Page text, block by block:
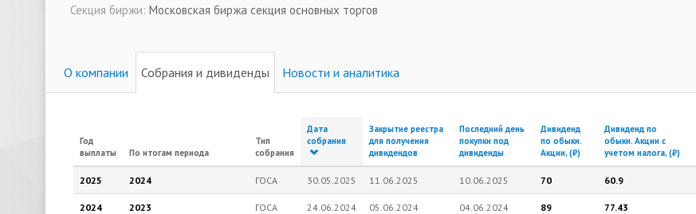
Секция биржи: Московская биржа секция основных торгов
О компании Собрания и дивиденды Новости и аналитика
Год
выплаты
По итогам периода
Тип
собрания
Дата
собрания
Закрытие реестра
для получения
дивидендов
Последний день
покупки под
дивиденды
Дивиденд
по обыкн.
Акции, (₽)
Дивиденд по
обыкн. Акции с
учетом налога, (₽)
2025 2024 ГОСА 30.05.2025 11.06.2025 10.06.2025 70 60.9
2024 2023 ГОСА 24.06.2024 05.06.2024 04.06.2024 89 77.43